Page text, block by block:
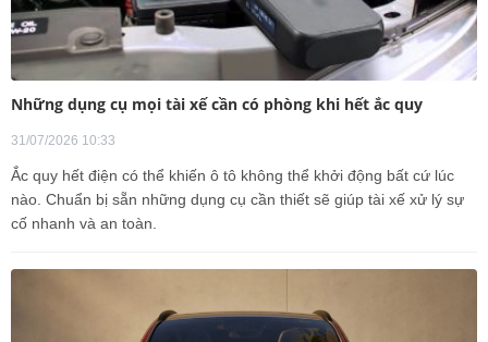
Những dụng cụ mọi tài xế cần có phòng khi hết ắc quy
31/07/2026 10:33
Ắc quy hết điện có thể khiến ô tô không thể khởi động bất cứ lúc
nào. Chuẩn bị sẵn những dụng cụ cần thiết sẽ giúp tài xế xử lý sự
cố nhanh và an toàn.